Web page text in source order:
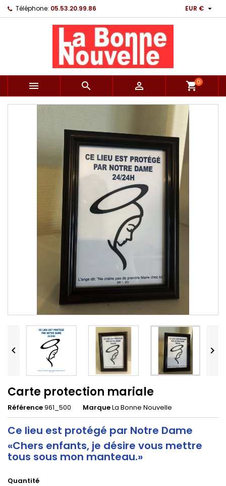
Téléphone: 05.53.20.99.86 EUR € 
   shopping_cart0
 
Carte protection mariale
Référence961_500 MarqueLa Bonne Nouvelle
Ce lieu est protégé par Notre Dame
«Chers enfants, je désire vous mettre
tous sous mon manteau.»
Quantité